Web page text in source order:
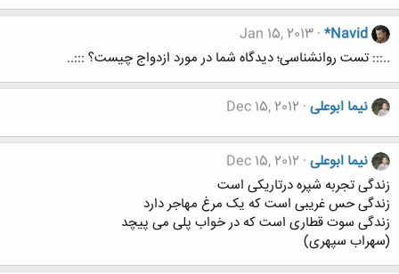
*Navid
Jan 15, 2013
..::: تست روانشناسی؛ دیدگاه شما در مورد ازدواج چیست؟ :::..
نیما ابوعلی Dec 15, 2012
نیما ابوعلی Dec 15, 2012
زندگی تجربه شپره درتاریکی است
زندگی حس غریبی است که یک مرغ مهاجر دارد
زندگی سوت قطاری است که در خواب پلی می پیچد
(سهراب سپهری)